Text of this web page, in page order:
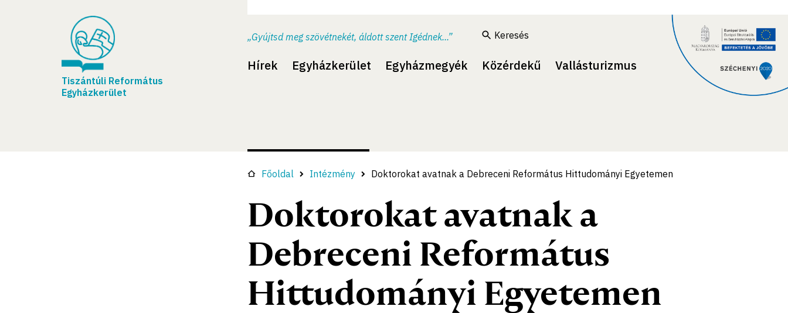
Tiszántúli Református
Egyházkerület
„Gyújtsd meg szövétnekét, áldott szent Igédnek...” Keresés
Hírek Egyházkerület Egyházmegyék Közérdekű Vallásturizmus
Főoldal Intézmény Doktorokat avatnak a Debreceni Református Hittudományi Egyetemen
Doktorokat avatnak a
Debreceni Református
Hittudományi Egyetemen